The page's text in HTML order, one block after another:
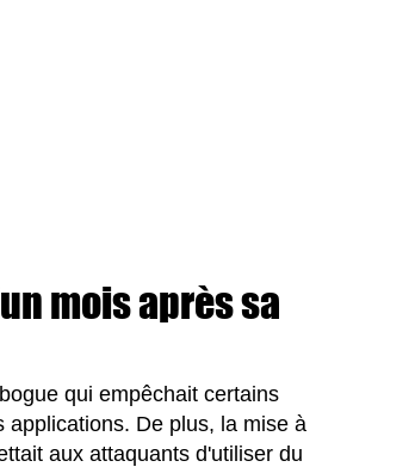
mois après sa
qui empêchait certains
applications. De plus, la mise à
aux attaquants d'utiliser du